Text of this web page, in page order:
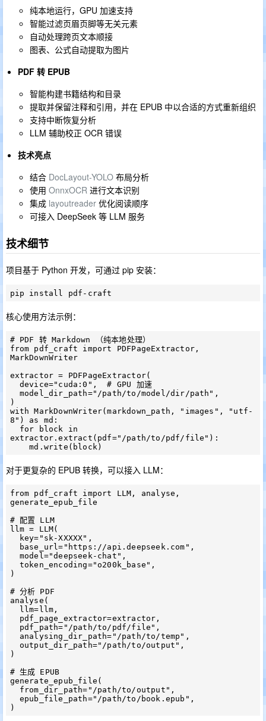
纯本地运行，GPU 加速支持
智能过滤页眉页脚等无关元素
自动处理跨页文本顺接
图表、公式自动提取为图片
PDF 转 EPUB
智能构建书籍结构和目录
提取并保留注释和引用，并在 EPUB 中以合适的方式重新组织
支持中断恢复分析
LLM 辅助校正 OCR 错误
技术亮点
结合 DocLayout-YOLO 布局分析
使用 OnnxOCR 进行文本识别
集成 layoutreader 优化阅读顺序
可接入 DeepSeek 等 LLM 服务
技术细节
项目基于 Python 开发，可通过 pip 安装：
核心使用方法示例：
# PDF 转 Markdown （纯本地处理）
from pdf_craft import PDFPageExtractor,
MarkDownWriter
extractor = PDFPageExtractor(
)
with MarkDownWriter(markdown_path, "images", "utf-
8") as md:
extractor.extract(pdf="/path/to/pdf/file"):
对于更复杂的 EPUB 转换，可以接入 LLM：
from pdf_craft import LLM, analyse,
generate_epub_file
# 配置 LLM
llm = LLM(
)
# 分析 PDF
analyse(
)
# 生成 EPUB
generate_epub_file(